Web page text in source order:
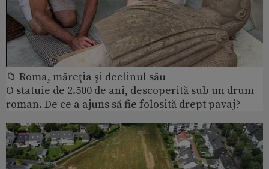
📁 Roma, măreţia şi declinul său
O statuie de 2.500 de ani, descoperită sub un drum
roman. De ce a ajuns să fie folosită drept pavaj?